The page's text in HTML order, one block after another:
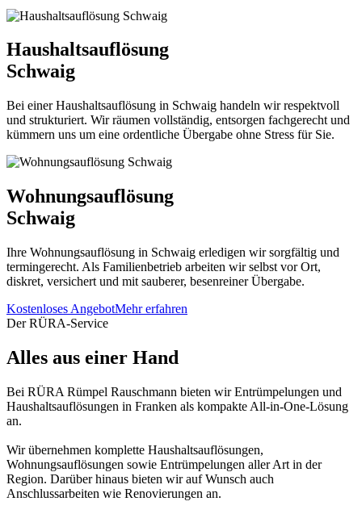
Haushaltsauflösung
Schwaig
Bei einer Haushaltsauflösung in Schwaig handeln wir respektvoll
und strukturiert. Wir räumen vollständig, entsorgen fachgerecht und
kümmern uns um eine ordentliche Übergabe ohne Stress für Sie.
Wohnungsauflösung
Schwaig
Ihre Wohnungsauflösung in Schwaig erledigen wir sorgfältig und
termingerecht. Als Familienbetrieb arbeiten wir selbst vor Ort,
diskret, versichert und mit sauberer, besenreiner Übergabe.
Kostenloses AngebotMehr erfahren
Der RÜRA-Service
Alles aus einer Hand
Bei RÜRA Rümpel Rauschmann bieten wir Entrümpelungen und
Haushaltsauflösungen in Franken als kompakte All-in-One-Lösung
an.
Wir übernehmen komplette Haushaltsauflösungen,
Wohnungsauflösungen sowie Entrümpelungen aller Art in der
Region. Darüber hinaus bieten wir auf Wunsch auch
Anschlussarbeiten wie Renovierungen an.